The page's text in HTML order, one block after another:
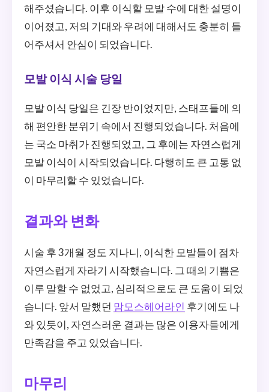
해주셨습니다. 이후 이식할 모발 수에 대한 설명이
이어졌고, 저의 기대와 우려에 대해서도 충분히 들
어주셔서 안심이 되었습니다.
모발 이식 시술 당일
모발 이식 당일은 긴장 반이었지만, 스태프들에 의
해 편안한 분위기 속에서 진행되었습니다. 처음에
는 국소 마취가 진행되었고, 그 후에는 자연스럽게
모발 이식이 시작되었습니다. 다행히도 큰 고통 없
이 마무리할 수 있었습니다.
결과와 변화
시술 후 3개월 정도 지나니, 이식한 모발들이 점차
자연스럽게 자라기 시작했습니다. 그 때의 기쁨은
이루 말할 수 없었고, 심리적으로도 큰 도움이 되었
습니다. 앞서 말했던 맘모스헤어라인 후기에도 나
와 있듯이, 자연스러운 결과는 많은 이용자들에게
만족감을 주고 있었습니다.
마무리